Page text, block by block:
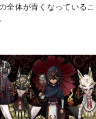
全体が青くなっている